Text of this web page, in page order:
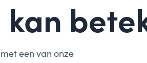
een van onze